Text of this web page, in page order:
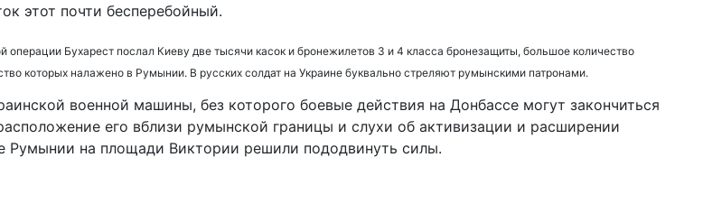
этот почти бесперебойный.
Бухарест послал Киеву две тысячи касок и бронежилетов 3 и 4 класса бронезащиты, большое количество
которых налажено в Румынии. В русских солдат на Украине буквально стреляют румынскими патронами.
военной машины, без которого боевые действия на Донбассе могут закончиться
его вблизи румынской границы и слухи об активизации и расширении
Румынии на площади Виктории решили пододвинуть силы.